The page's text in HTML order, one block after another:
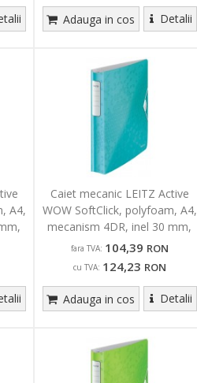
Adauga in cos Detalii
A4,
Caiet mecanic LEITZ Active
WOW SoftClick, polyfoam, A4,
mecanism 4DR, inel 30 mm,
turcoaz
fara TVA: 104,39 RON
cu TVA: 124,23 RON
Adauga in cos Detalii